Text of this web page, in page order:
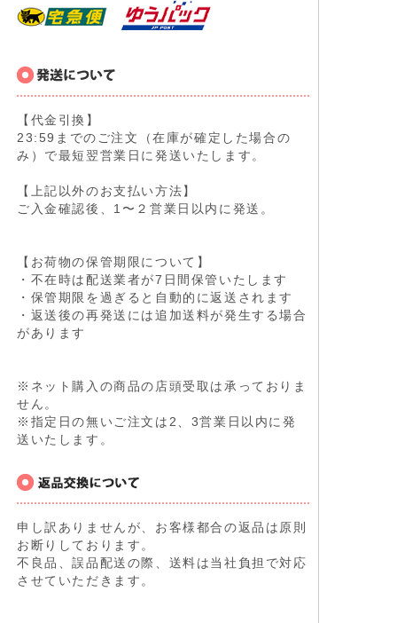
【代金引換】
23:59までのご注文（在庫が確定した場合の
み）で最短翌営業日に発送いたします。
【上記以外のお支払い方法】
ご入金確認後、1〜２営業日以内に発送。
【お荷物の保管期限について】
・不在時は配送業者が7日間保管いたします
・保管期限を過ぎると自動的に返送されます
・返送後の再発送には追加送料が発生する場合
があります
※ネット購入の商品の店頭受取は承っておりま
せん。
※指定日の無いご注文は2、3営業日以内に発
送いたします。
申し訳ありませんが、お客様都合の返品は原則
お断りしております。
不良品、誤品配送の際、送料は当社負担で対応
させていただきます。